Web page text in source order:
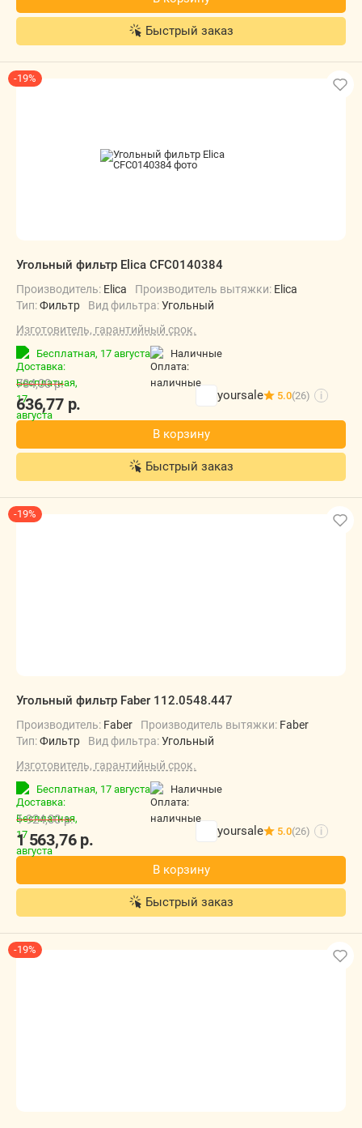
Быстрый заказ
-19%
Угольный фильтр Elica CFC0140384
Производитель: Elica Производитель вытяжки: Elica
Тип:Фильтр Вид фильтра:Угольный
Изготовитель, гарантийный срок.
Бесплатная, 17 августа наличные
636,77р.
784,00р.
yoursale 5.0(26) i
В корзину
Быстрый заказ
-19%
Угольный фильтр Faber 112.0548.447
Производитель: Faber Производитель вытяжки: Faber
Тип:Фильтр Вид фильтра:Угольный
Изготовитель, гарантийный срок.
Бесплатная, 17 августа наличные
1 563,76р.
1 924,00р.
yoursale 5.0(26) i
В корзину
Быстрый заказ
-19%